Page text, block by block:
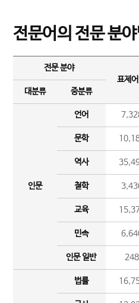
전문어의 전문 분
전문 분야
표제
대분류
중분류
인문
언어
문학
역사
철학
교육
민속
인문 일반 248
법률